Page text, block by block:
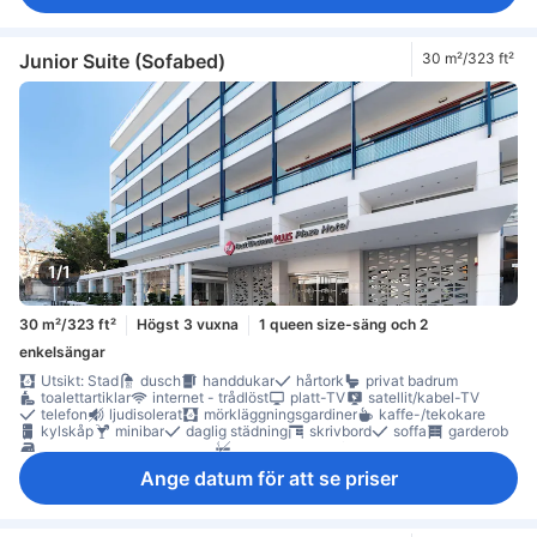
Junior Suite (Sofabed) 30 m²/323 ft²
1/1
30 m²/323 ft² Högst 3 vuxna
1 queen size-säng och 2
enkelsängar
Utsikt: Stad
dusch handdukar hårtork
privat badrum
toalettartiklar
internet - trådlöst platt-TV
satellit/kabel-TV
telefon
ljudisolerat mörkläggningsgardiner
kaffe-/tekokare
kylskåp
minibar daglig städning skrivbord soffa
garderob
Ange datum för att se priser